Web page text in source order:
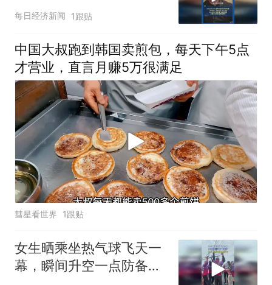
张雪说争取下一站再赢
每日经济新闻 1跟贴
中国大叔跑到韩国卖煎包，每天下午5点
才营业，直言月赚5万很满足
彗星看世界 1跟贴
女生晒乘坐热气球飞天一
幕，瞬间升空一点防备都